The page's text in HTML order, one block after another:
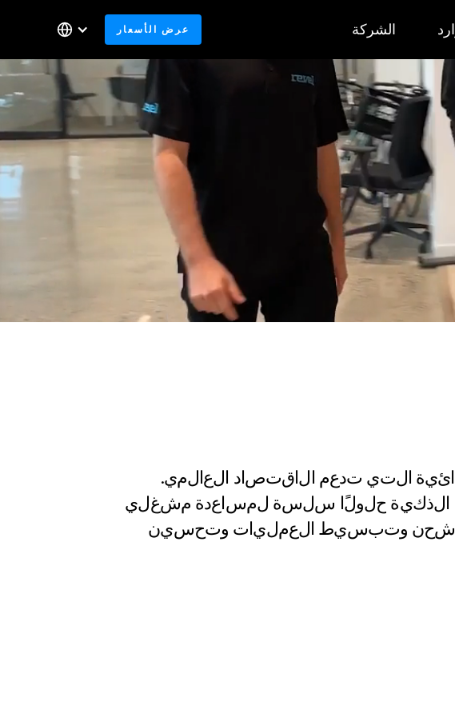
الشركة عرض الأسعار
ائية التي تدعم الاقتصاد العالمي.
الذكية حلولا سلسة لمساعدة مشغلي
شحن وتبسيط العمليات وتحسين